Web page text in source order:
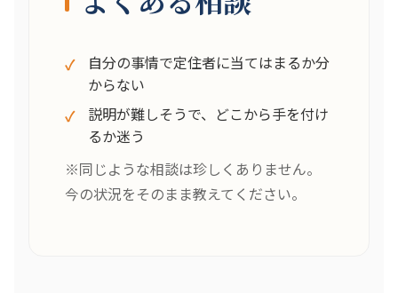
自分の事情で定住者に当てはまるか分
からない
説明が難しそうで、どこから手を付け
るか迷う
※同じような相談は珍しくありません。
今の状況をそのまま教えてください。